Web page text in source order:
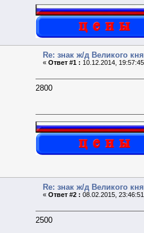
Re: знак ж/д Великого
«Ответ #1 : 10.12.2014,
2800
Re: знак ж/д Великого
«Ответ #2 : 08.02.2015,
2500